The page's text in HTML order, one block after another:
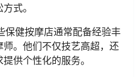
式。
保健按摩店通常配备经验丰
。他们不仅技艺高超，还
供个性化的服务。